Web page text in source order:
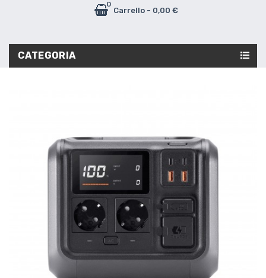
Carrello
0
- 0,00 €
CATEGORIA